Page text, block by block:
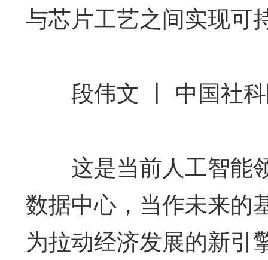
与芯片工艺之间实现可
段伟文 丨 中国社科
这是当前人工智能
数据中心，当作未来的
为拉动经济发展的新引